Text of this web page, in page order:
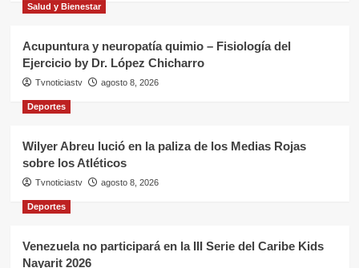
Salud y Bienestar
Acupuntura y neuropatía quimio – Fisiología del
Ejercicio by Dr. López Chicharro
Tvnoticiastv agosto 8, 2026
Deportes
Wilyer Abreu lució en la paliza de los Medias Rojas
sobre los Atléticos
Tvnoticiastv agosto 8, 2026
Deportes
Venezuela no participará en la III Serie del Caribe Kids
Nayarit 2026